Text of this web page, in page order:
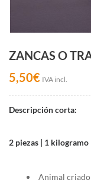
ZANCAS O
5,50€ IVA incl.
Descripción corta:
2 piezas | 1 kilogramo
Animal criado